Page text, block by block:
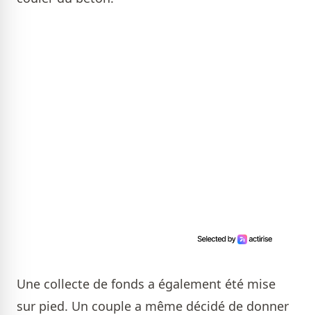
Une collecte de fonds a également été mise
sur pied. Un couple a même décidé de donner